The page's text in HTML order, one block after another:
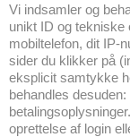
Vi indsamler og
unikt ID og tekniske
mobiltelefon, dit IP-
sider du klikker på
eksplicit samtykke
behandles
oprettelse af login